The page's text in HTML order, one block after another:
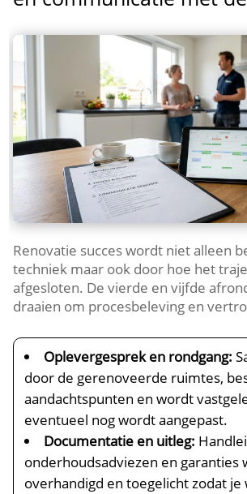
Renovatie succes wordt niet alleen
techniek maar ook door hoe het
afgesloten.​ De vierde en vijfde
draaien om procesbeleving en
Oplevergesprek en rondgang:
door de gerenoveerde ruimtes,
aandachtspunten en wordt
eventueel nog wordt aangepast.​
Documentatie en uitleg:
onderhoudsadviezen en garanties
overhandigd en toegelicht zodat